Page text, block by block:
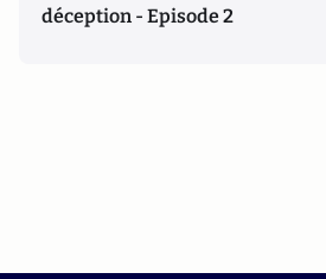
déception - Episode 2